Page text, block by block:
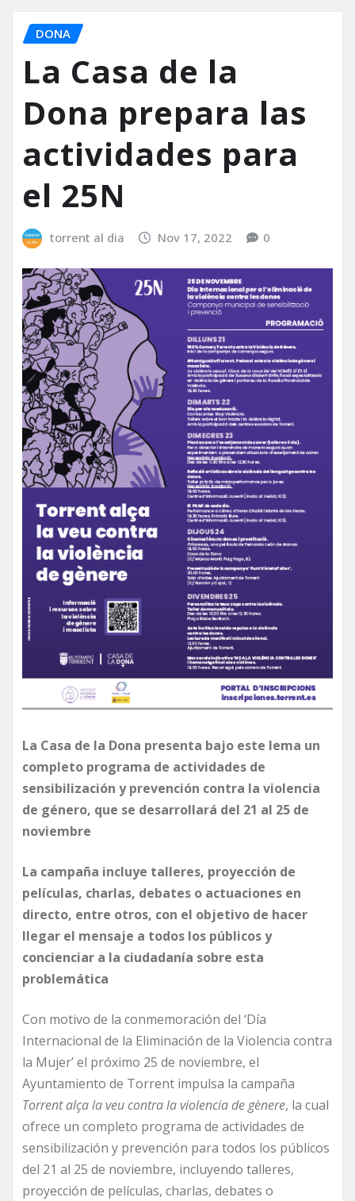
DONA
La Casa de la
Dona prepara las
actividades para
el 25N
torrent al dia Nov 17, 2022 0
La Casa de la Dona presenta bajo este lema un
completo programa de actividades de
sensibilización y prevención contra la violencia
de género, que se desarrollará del 21 al 25 de
noviembre
La campaña incluye talleres, proyección de
películas, charlas, debates o actuaciones en
directo, entre otros, con el objetivo de hacer
llegar el mensaje a todos los públicos y
concienciar a la ciudadanía sobre esta
problemática
Con motivo de la conmemoración del ‘Día
Internacional de la Eliminación de la Violencia contra
la Mujer’ el próximo 25 de noviembre, el
Ayuntamiento de Torrent impulsa la campaña
Torrent alça la veu contra la violencia de gènere, la cual
ofrece un completo programa de actividades de
sensibilización y prevención para todos los públicos
del 21 al 25 de noviembre, incluyendo talleres,
proyección de películas, charlas, debates o